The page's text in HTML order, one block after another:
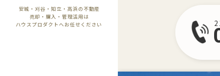
安城・刈谷・知立・高浜の不動産
売却・購入・管理活用は
ハウスプロダクトへお任せください